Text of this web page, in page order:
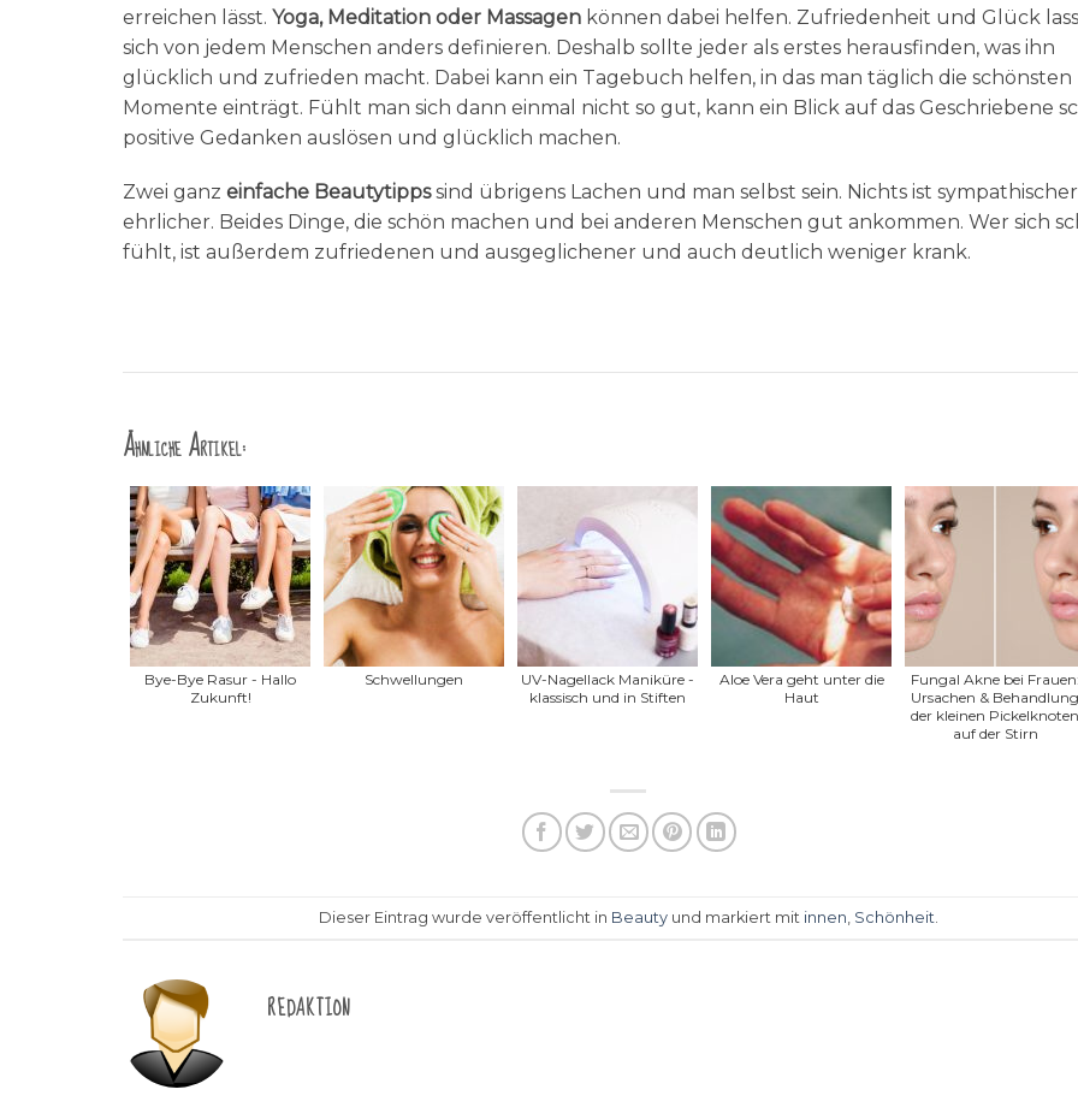
erreichen lässt. Yoga, Meditation oder Massagen können dabei helfen. Zufriedenheit und Glück
sich von jedem Menschen anders definieren. Deshalb sollte jeder als erstes herausfinden, was ihn
glücklich und zufrieden macht. Dabei kann ein Tagebuch helfen, in das man täglich die schönsten
Momente einträgt. Fühlt man sich dann einmal nicht so gut, kann ein Blick auf das Geschriebene
positive Gedanken auslösen und glücklich machen.
Zwei ganz einfache Beautytippssind übrigens Lachen und man selbst sein. Nichts ist
ehrlicher. Beides Dinge, die schön machen und bei anderen Menschen gut ankommen. Wer sich
fühlt, ist außerdem zufriedenen und ausgeglichener und auch deutlich weniger krank.
Ähnliche Artikel:
Bye-Bye Rasur - Hallo
Zukunft!
Schwellungen
UV-Nagellack Maniküre -
klassisch und in Stiften
Aloe Vera geht unter die
Haut
Fungal Akne bei Frauen:
Ursachen & Behandlung
der kleinen Pickelknoten
auf der Stirn
Dieser Eintrag wurde veröffentlicht in Beautyund markiert mit innen Schönheit
REDAKTION